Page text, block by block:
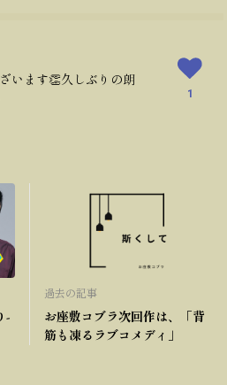
います👏久しぶりの朗
1
-
過去の記事
お座敷コブラ次回作は、「背
筋も凍るラブコメディ」